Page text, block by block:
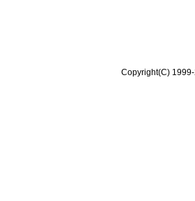
Copyright(C)